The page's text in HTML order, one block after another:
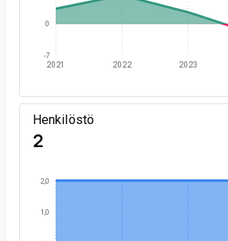
2021 2022 2023
-7
0
Henkilöstö
2
1,0
2,0